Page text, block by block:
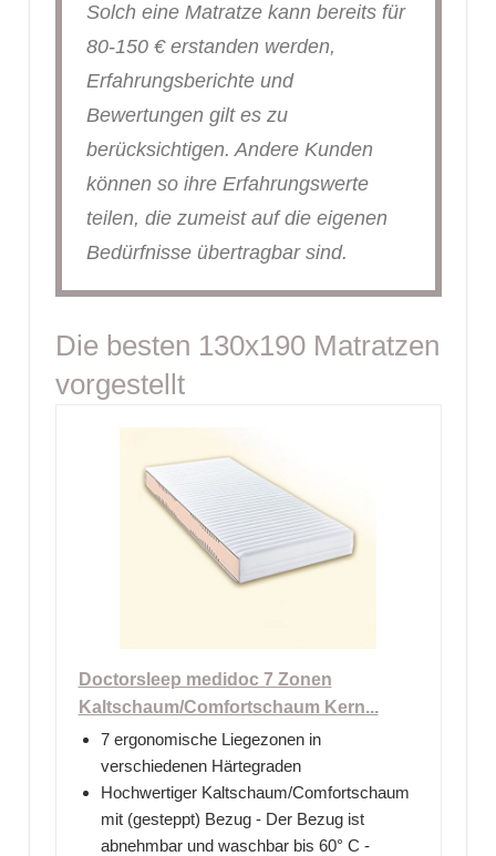
Solch eine Matratze kann bereits für
80-150 € erstanden werden,
Erfahrungsberichte und
Bewertungen gilt es zu
berücksichtigen. Andere Kunden
können so ihre Erfahrungswerte
teilen, die zumeist auf die eigenen
Bedürfnisse übertragbar sind.
Die besten 130x190 Matratzen
vorgestellt
Doctorsleep medidoc 7 Zonen
Kaltschaum/Comfortschaum Kern...
7 ergonomische Liegezonen in
verschiedenen Härtegraden
Hochwertiger Kaltschaum/Comfortschaum
mit (gesteppt) Bezug - Der Bezug ist
abnehmbar und waschbar bis 60° C -